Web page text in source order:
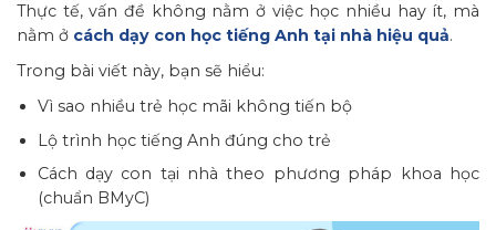
Thực tế, vấn đề không nằm ở việc học nhiều hay ít, mà
nằm ở cách dạy con học tiếng Anh tại nhà hiệu quả.
Trong bài viết này, bạn sẽ hiểu:
Vì sao nhiều trẻ học mãi không tiến bộ
Lộ trình học tiếng Anh đúng cho trẻ
Cách dạy con tại nhà theo phương pháp khoa học
(chuẩn BMyC)